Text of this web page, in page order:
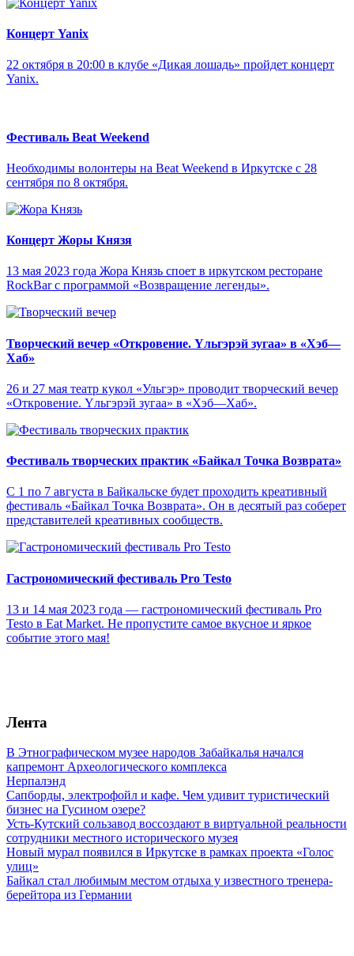
Концерт Yanix
22 октября в 20:00 в клубе «Дикая лошадь» пройдет концерт
Yanix.
Фестиваль Beat Weekend
Необходимы волонтеры на Beat Weekend в Иркутске с 28
сентября по 8 октября.
Концерт Жоры Князя
13 мая 2023 года Жора Князь споет в иркутском ресторане
RockBar с программой «Возвращение легенды».
Творческий вечер «Откровение. Yльгэрэй зугаа» в «Хэб—
Хаб»
26 и 27 мая театр кукол «Ульгэр» проводит творческий вечер
«Откровение. Yльгэрэй зугаа» в «Хэб—Хаб».
Фестиваль творческих практик «Байкал Точка Возврата»
С 1 по 7 августа в Байкальске будет проходить креативный
фестиваль «Байкал Точка Возврата». Он в десятый раз соберет
представителей креативных сообществ.
Гастрономический фестиваль Pro Testo
13 и 14 мая 2023 года — гастрономический фестиваль Pro
Testo в Eat Market. Не пропустите самое вкусное и яркое
событие этого мая!
Лента
В Этнографическом музее народов Забайкалья начался
капремонт Археологического комплекса
Нерпалэнд
Сапборды, электрофойл и кафе. Чем удивит туристический
бизнес на Гусином озере?
Усть-Кутский сользавод воссоздают в виртуальной реальности
сотрудники местного исторического музея
Новый мурал появился в Иркутске в рамках проекта «Голос
улиц»
Байкал стал любимым местом отдыха у известного тренера-
берейтора из Германии